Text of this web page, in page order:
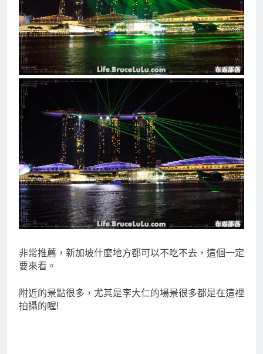
非常推薦，新加坡什麼地方都可以不吃不去，這個一定
要來看。
附近的景點很多，尤其是李大仁的場景很多都是在這裡
拍攝的喔!